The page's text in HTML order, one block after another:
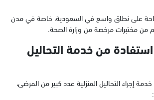
على نطاق واسع في السعودية، خاصة في مدن
من مختبرات مرخصة من وزارة الصحة.
من خدمة التحاليل
إجراء التحاليل المنزلية عدد كبير من المرضى،